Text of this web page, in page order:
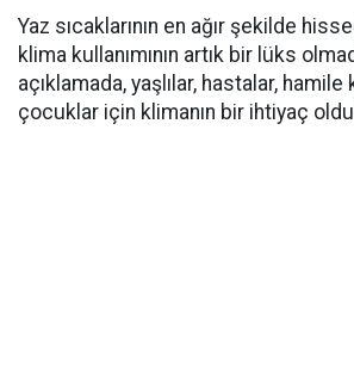
Yaz sıcaklarının en ağır şekilde
klima kullanımının artık bir lüks
açıklamada, yaşlılar, hastalar, hamile
çocuklar için klimanın bir ihtiyaç